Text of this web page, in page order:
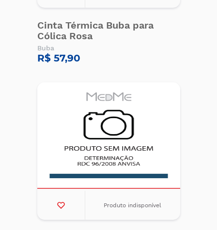
Cinta Térmica Buba para
Cólica Rosa
Buba
R$ 57,90
Produto indisponível